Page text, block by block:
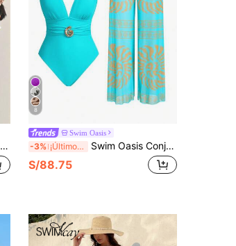
8
Swim Oasis
-3% ¡Últimos 2 días Swim Oasis Conjunto elegante de retro con estampado en espiral de un solo pieza de traje de baño coordinado con pantalón de pierna ancha, conjunto de vacaciones elegante para mujeres
S/88.75